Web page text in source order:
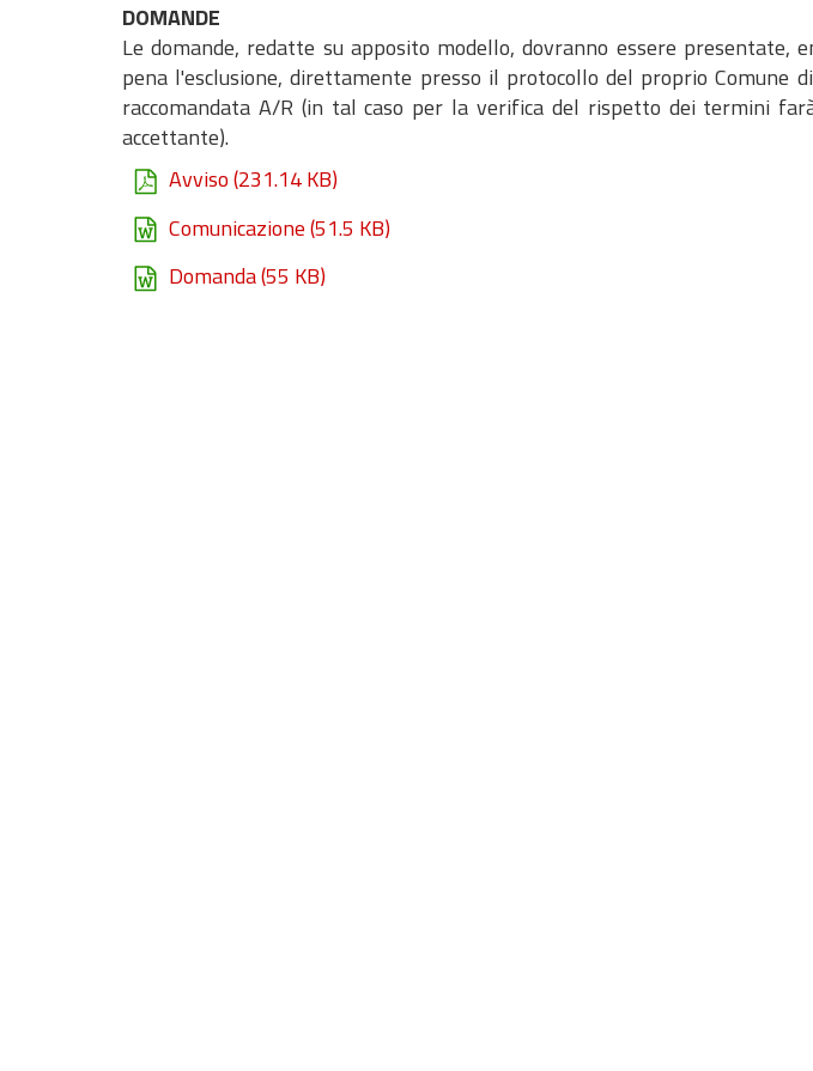
DOMANDE
Le domande, redatte su apposito modello, dovranno essere
pena l'esclusione, direttamente presso il protocollo del proprio Comune
raccomandata A/R (in tal caso per la verifica del rispetto dei termini
accettante).
Avviso(231.14 KB)
Comunicazione(51.5 KB)
Domanda(55 KB)